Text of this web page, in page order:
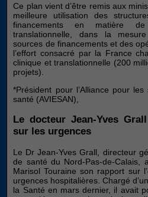
Ce plan vient d’être remis aux
meilleure utilisation des
financements en matière
translationnelle, dans la
sources de financements et des
l’effort consacré par la France
clinique et translationnelle (200
projets).
*Président pour l’Alliance pour
santé (AVIESAN),
Le docteur Jean-Yves
sur les urgences
Le Dr Jean-Yves Grall, directeur
de santé du Nord-Pas-de-Calais,
Marisol Touraine son rapport sur
urgences hospitalières. Chargé
la Santé en mars dernier, il avait